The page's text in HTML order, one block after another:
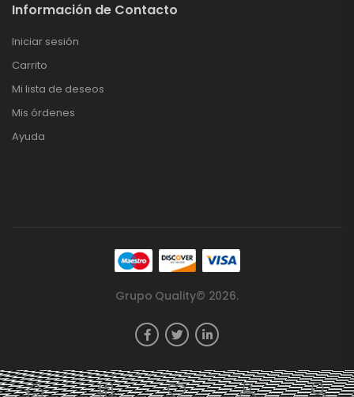
Información de Contacto
Iniciar sesión
Carrito
Mi lista de deseos
Mis órdenes
Ayuda
Grupo Quality© 2026.